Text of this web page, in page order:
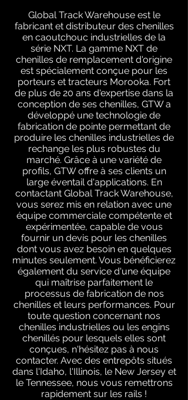
Global Track Warehouse est le
fabricant et distributeur des chenilles
en caoutchouc industrielles de la
série NXT. La gamme NXT de
chenilles de remplacement d'origine
est spécialement conçue pour les
porteurs et tracteurs Morooka. Fort
de plus de 20 ans d'expertise dans la
conception de ses chenilles, GTW a
développé une technologie de
fabrication de pointe permettant de
produire les chenilles industrielles de
rechange les plus robustes du
marché. Grâce à une variété de
profils, GTW offre à ses clients un
large éventail d'applications. En
contactant Global Track Warehouse,
vous serez mis en relation avec une
équipe commerciale compétente et
expérimentée, capable de vous
fournir un devis pour les chenilles
dont vous avez besoin en quelques
minutes seulement. Vous bénéficierez
également du service d'une équipe
qui maîtrise parfaitement le
processus de fabrication de nos
chenilles et leurs performances. Pour
toute question concernant nos
chenilles industrielles ou les engins
chenillés pour lesquels elles sont
conçues, n'hésitez pas à nous
contacter. Avec des entrepôts situés
dans l'Idaho, l'Illinois, le New Jersey et
le Tennessee, nous vous remettrons
rapidement sur les rails !